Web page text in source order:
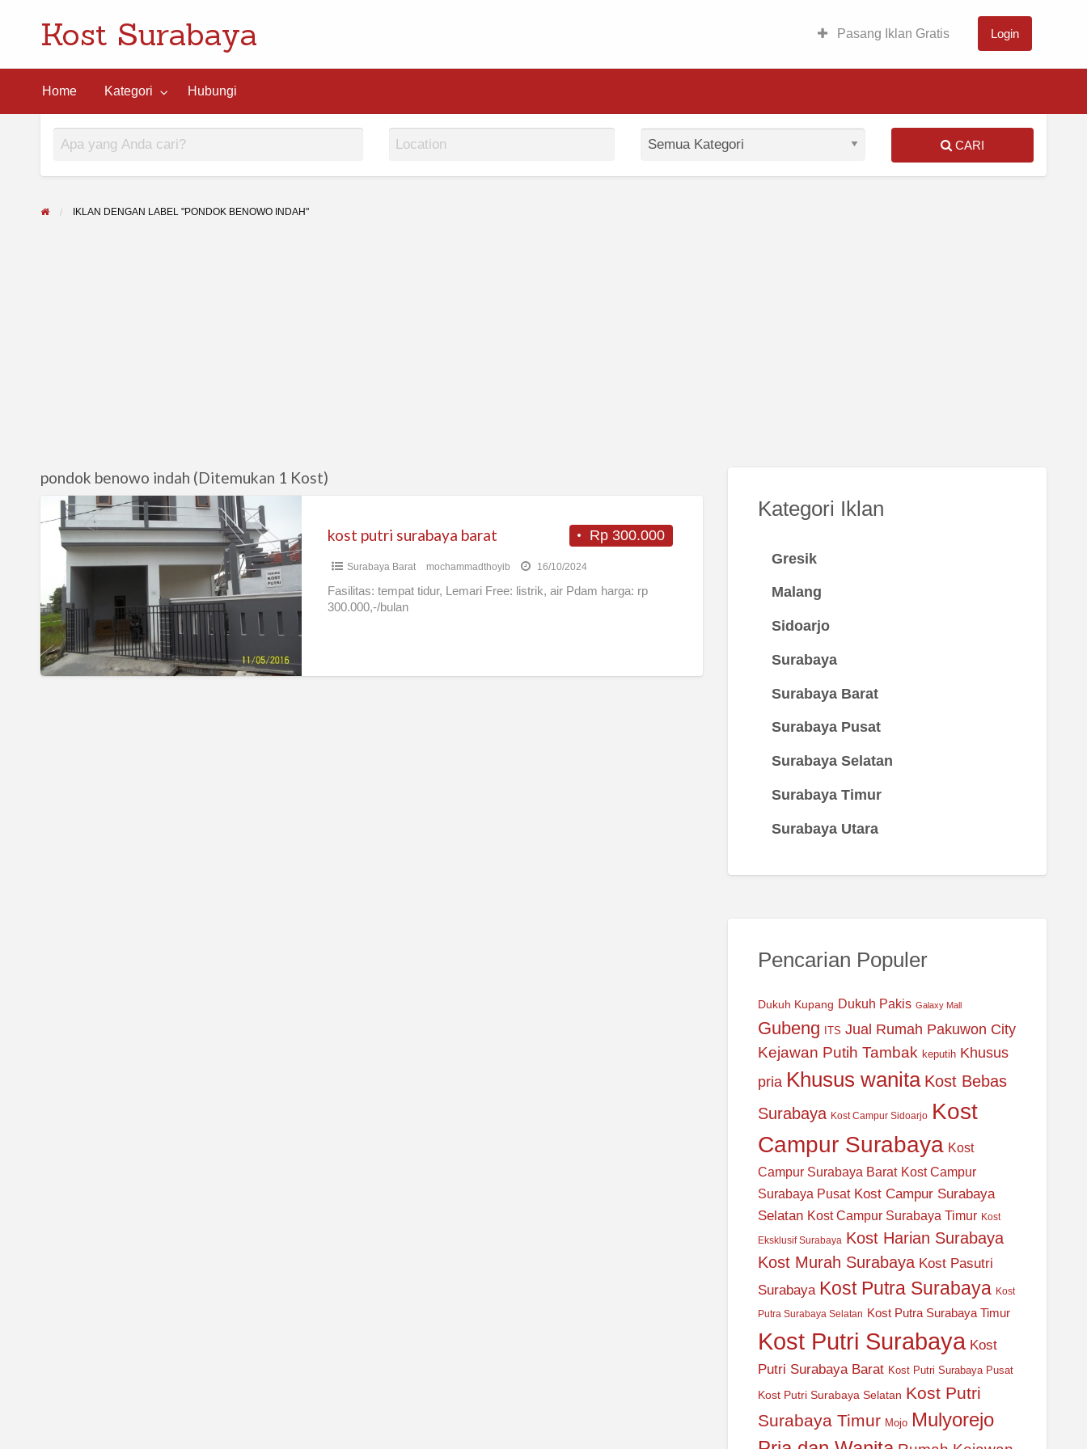
Kost Surabaya Pasang Iklan Gratis Login
Home Kategori Hubungi
CARI
IKLAN DENGAN LABEL "PONDOK BENOWO INDAH"
pondok benowo indah (Ditemukan 1 Kost)
kost
putri
surabaya
barat
Rp 300.000
kost putri surabaya barat
Surabaya Barat mochammadthoyib 16/10/2024
Fasilitas: tempat tidur, Lemari Free: listrik, air Pdam harga: rp
300.000,-/bulan
Kategori Iklan
Gresik
Malang
Sidoarjo
Surabaya
Surabaya Barat
Surabaya Pusat
Surabaya Selatan
Surabaya Timur
Surabaya Utara
Pencarian Populer
Dukuh Kupang Dukuh Pakis Galaxy Mall
Gubeng ITS Jual Rumah Pakuwon City
Kejawan Putih Tambak keputih Khusus
pria Khusus wanita Kost Bebas
Surabaya Kost Campur Sidoarjo Kost
Campur Surabaya Kost
Campur Surabaya Barat Kost Campur
Surabaya Pusat Kost Campur Surabaya
Selatan Kost Campur Surabaya Timur Kost
Eksklusif Surabaya Kost Harian Surabaya
Kost Murah Surabaya Kost Pasutri
Surabaya Kost Putra Surabaya Kost
Putra Surabaya Selatan Kost Putra Surabaya Timur
Kost Putri Surabaya Kost
Putri Surabaya Barat Kost Putri Surabaya Pusat
Kost Putri Surabaya Selatan Kost Putri
Surabaya Timur Mojo Mulyorejo